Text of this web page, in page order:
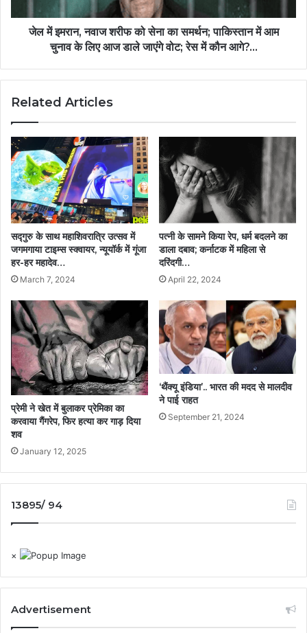
जेल में इमरान, नवाज शरीफ को सेना का समर्थन; पाकिस्तान में आम
चुनाव के लिए आज डाले जाएंगे वोट; रेस में कौन आगे?...
Related Articles
सद्गुरु के साथ महाशिवरात्रि उत्सव में
जगमगाया टाइम्स स्क्वायर, न्यूयॉर्क में गूंजा
हर-हर महादेव…
March 7, 2024
पत्नी के सामने किया रेप, धर्म बदलने का
डाला दबाव; कर्नाटक में महिला से
दरिंदगी…
April 22, 2024
प्रेमी ने खेत में बुलाकर प्रेमिका का
करवाया गैंगरेप, फिर हत्या कर गाड़ दिया
शव
January 12, 2025
‘थैंक्यू इंडिया’.. भारत की मदद से मालदीव
ने पाई राहत
September 21, 2024
13895/ 94
×
Advertisement